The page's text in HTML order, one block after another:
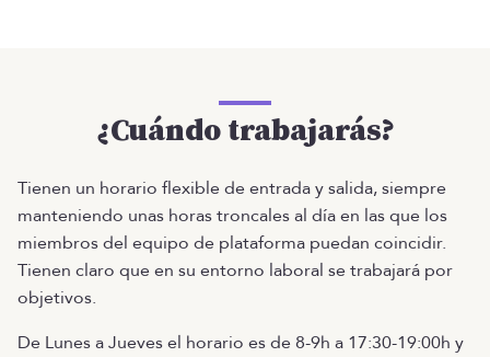
¿Cuándo trabajarás?
Tienen un horario flexible de entrada y salida, siempre
manteniendo unas horas troncales al día en las que los
miembros del equipo de plataforma puedan coincidir.
Tienen claro que en su entorno laboral se trabajará por
objetivos.
De Lunes a Jueves el horario es de 8-9h a 17:30-19:00h y